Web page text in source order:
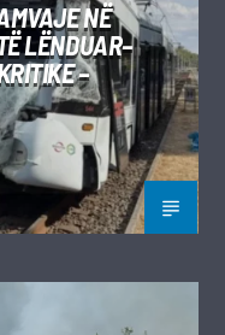
NË
LËNDUAR–
–